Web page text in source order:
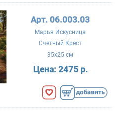
Арт. 06.003.03
Марья Искусница
Счетный Крест
35x25 см
Цена: 2475 р.